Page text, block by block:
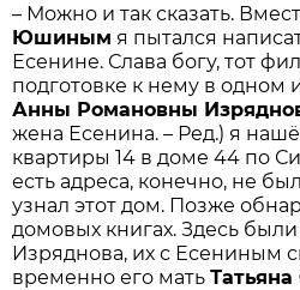
– Можно и так сказать.
Юшиным я пытался
Есенине. Слава богу, тот
подготовке к нему в одном
Анны Романовны
жена Есенина. – Ред.) я
квартиры 14 в доме 44 по
есть адреса, конечно, не
узнал этот дом. Позже
домовых книгах. Здесь
Изряднова, их с Есениным
временно его мать